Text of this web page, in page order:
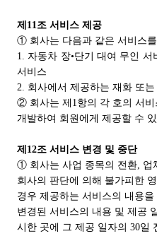
제11조 서비스 제공
① 회사는 다음과 같은 서비스를
1. 자동차 장•단기 대여 무인
서비스
2. 회사에서 제공하는 재화 또
② 회사는 제1항의 각 호의 서
개발하여 회원에게 제공할 수
제12조 서비스 변경 및 중단
① 회사는 사업 종목의 전환, 업
회사의 판단에 의해 불가피한
경우 제공하는 서비스의 내용
변경된 서비스의 내용 및 제공
시한 곳에 그 제공 일자의 30일